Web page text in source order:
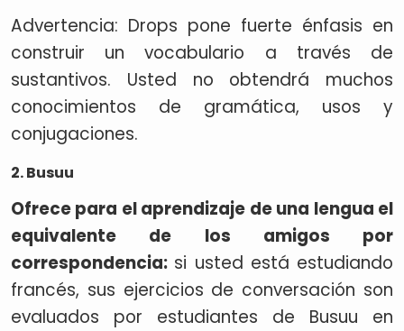
Advertencia: Drops pone fuerte énfasis en
construir un vocabulario a través de
sustantivos. Usted no obtendrá muchos
conocimientos de gramática, usos y
conjugaciones.
2. Busuu
Ofrece para el aprendizaje de una lengua el
equivalente de los amigos por
correspondencia: si usted está estudiando
francés, sus ejercicios de conversación son
evaluados por estudiantes de Busuu en